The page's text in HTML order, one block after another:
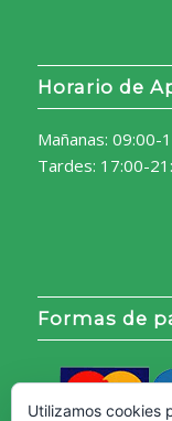
Horario de
Mañanas: 09:00-
Tardes: 17:00-
Formas de
Utilizamos cookies